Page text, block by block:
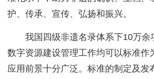
护、传承、宣传、弘扬和振兴。
我国四级非遗名录体系下10万余
数字资源建设管理工作均可以标准作
应用前景十分广泛。标准的制定及发